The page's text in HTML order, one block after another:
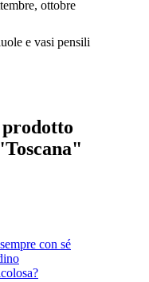
ottobre
e vasi pensili
con sé